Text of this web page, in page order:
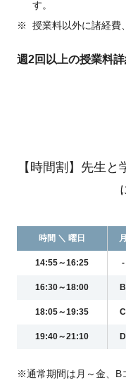
す。
※
授業料以外に諸経費
週2回以上の授業料
【時間割】先生
時間 ＼ 曜日 月
14:55～16:25 -
16:30～18:00 B
18:05～19:35 C
19:40～21:10 D
※通常期間は月～金、B